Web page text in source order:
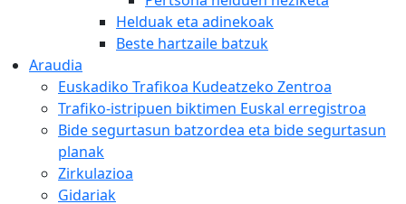
Helduak eta adinekoak
Beste hartzaile batzuk
Araudia
Euskadiko Trafikoa Kudeatzeko Zentroa
Trafiko-istripuen biktimen Euskal erregistroa
Bide segurtasun batzordea eta bide segurtasun
planak
Zirkulazioa
Gidariak